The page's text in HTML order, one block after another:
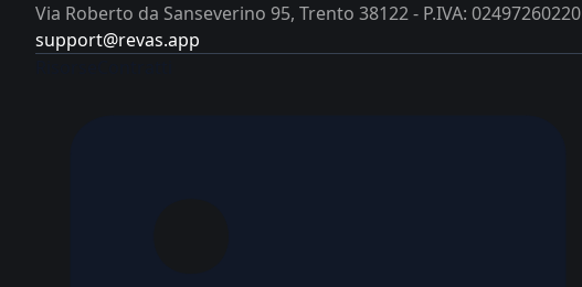
Via Roberto da Sanseverino 95, Trento 38122 - P.IVA: 02497260220
support@revas.app